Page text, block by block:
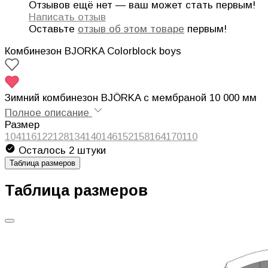
Отзывов ещё нет — ваш может стать первым!
Написать отзыв
Оставьте отзыв об этом товаре первым!
Комбинезон BJORKA Colorblock boys
Зимний комбинезон BJÖRKA с мембраной 10 000 мм
Полное описание
Размер
104116122128134140146152158164170110
Осталось 2 штуки
Таблица размеров
Таблица размеров